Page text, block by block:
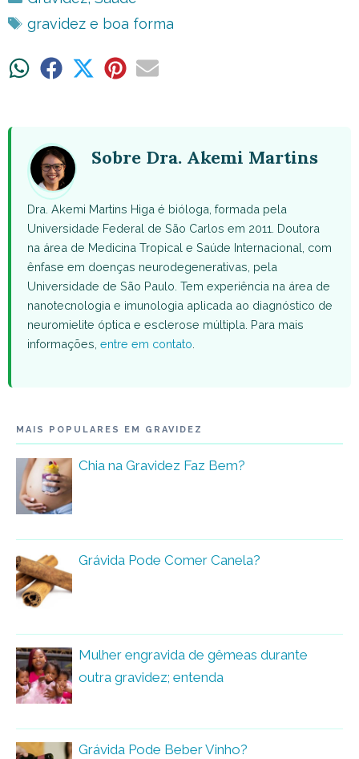
Tags
gravidez e boa forma
ShareShare ShareShareShare
Sobre Dra. Akemi Martins
Dra. Akemi Martins Higa é bióloga, formada pela
Universidade Federal de São Carlos em 2011. Doutora
na área de Medicina Tropical e Saúde Internacional, com
ênfase em doenças neurodegenerativas, pela
Universidade de São Paulo. Tem experiência na área de
nanotecnologia e imunologia aplicada ao diagnóstico de
neuromielite óptica e esclerose múltipla. Para mais
informações, entre em contato
MAIS POPULARES EM GRAVIDEZ
Chia na Gravidez Faz Bem?
Grávida Pode Comer Canela?
Mulher engravida de gêmeas durante
outra gravidez; entenda
Grávida Pode Beber Vinho?